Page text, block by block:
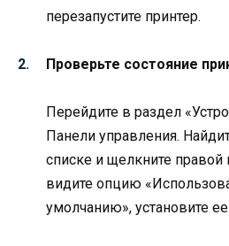
перезапустите принтер.
Проверьте состояние
Перейдите в раздел
Панели управления.
списке и щелкните
видите опцию
умолчанию», установите ее.